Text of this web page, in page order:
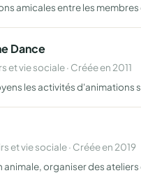
amicales entre les membres
Dance
et vie sociale · Créée en 2011
les activités d'animations
et vie sociale · Créée en 2019
organiser des